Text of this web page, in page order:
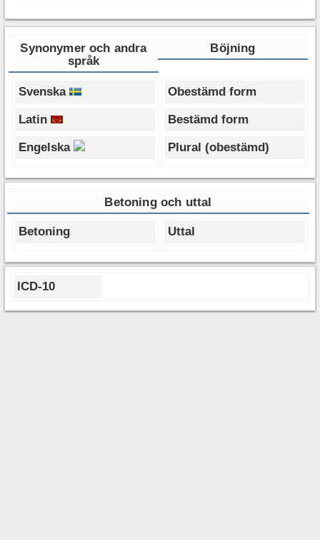
Synonymer och andra
språk
Böjning
Svenska
Latin
Engelska
Obestämd form
Bestämd form
Plural (obestämd)
Betoning och uttal
Betoning Uttal
ICD-10